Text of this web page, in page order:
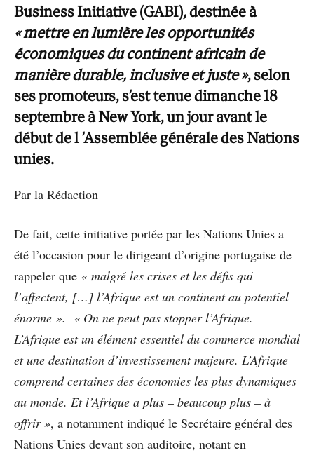
Business Initiative (GABI), destinée à
« mettre en lumière les opportunités
économiques du continent africain de
manière durable, inclusive et juste », selon
ses promoteurs, s’est tenue dimanche 18
septembre à New York, un jour avant le
début de l ’Assemblée générale des Nations
unies.
Par la Rédaction
De fait, cette initiative portée par les Nations Unies a
été l’occasion pour le dirigeant d’origine portugaise de
rappeler que « malgré les crises et les défis qui
l’affectent, […] l’Afrique est un continent au potentiel
énorme ». « On ne peut pas stopper l’Afrique.
L’Afrique est un élément essentiel du commerce mondial
et une destination d’investissement majeure. L’Afrique
comprend certaines des économies les plus dynamiques
au monde. Et l’Afrique a plus – beaucoup plus – à
offrir », a notamment indiqué le Secrétaire général des
Nations Unies devant son auditoire, notant en